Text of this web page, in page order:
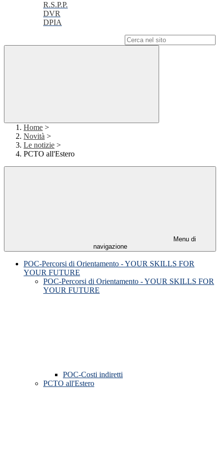
R.S.P.P.
DVR
DPIA
Home >
Novità >
Le notizie >
PCTO all'Estero
Menu di
navigazione
POC-Percorsi di Orientamento - YOUR SKILLS FOR
YOUR FUTURE
POC-Percorsi di Orientamento - YOUR SKILLS FOR
YOUR FUTURE
POC-Costi indiretti
PCTO all'Estero